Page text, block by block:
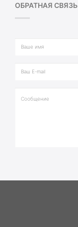
ОБРАТНАЯ СВЯЗЬ